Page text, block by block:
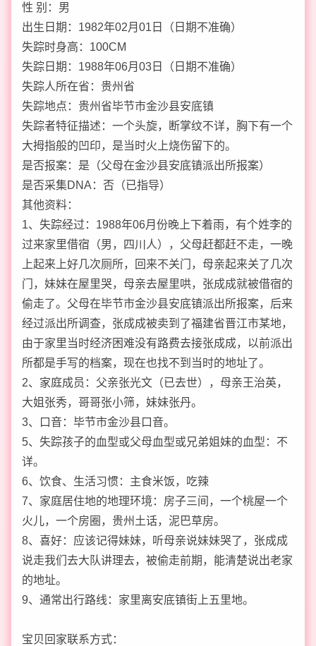
性 别：男
出生日期：1982年02月01日（日期不准确）
失踪时身高：100CM
失踪日期：1988年06月03日（日期不准确）
失踪人所在省：贵州省
失踪地点：贵州省毕节市金沙县安底镇
失踪者特征描述：一个头旋，断掌纹不详，胸下有一个
大拇指般的凹印，是当时火上烧伤留下的。
是否报案：是（父母在金沙县安底镇派出所报案）
是否采集DNA：否（已指导）
其他资料：
1、失踪经过：1988年06月份晚上下着雨，有个姓李的
过来家里借宿（男，四川人），父母赶都赶不走，一晚
上起来上好几次厕所，回来不关门，母亲起来关了几次
门，妹妹在屋里哭，母亲去屋里哄，张成成就被借宿的
偷走了。父母在毕节市金沙县安底镇派出所报案，后来
经过派出所调查，张成成被卖到了福建省晋江市某地，
由于家里当时经济困难没有路费去接张成成，以前派出
所都是手写的档案，现在也找不到当时的地址了。
2、家庭成员：父亲张光文（已去世），母亲王治英，
大姐张秀，哥哥张小筛，妹妹张丹。
3、口音：毕节市金沙县口音。
5、失踪孩子的血型或父母血型或兄弟姐妹的血型：不
详。
6、饮食、生活习惯：主食米饭，吃辣
7、家庭居住地的地理环境：房子三间，一个桃屋一个
火儿，一个房圈，贵州土话，泥巴草房。
8、喜好：应该记得妹妹，听母亲说妹妹哭了，张成成
说走我们去大队讲理去，被偷走前期，能清楚说出老家
的地址。
9、通常出行路线：家里离安底镇街上五里地。
宝贝回家联系方式：